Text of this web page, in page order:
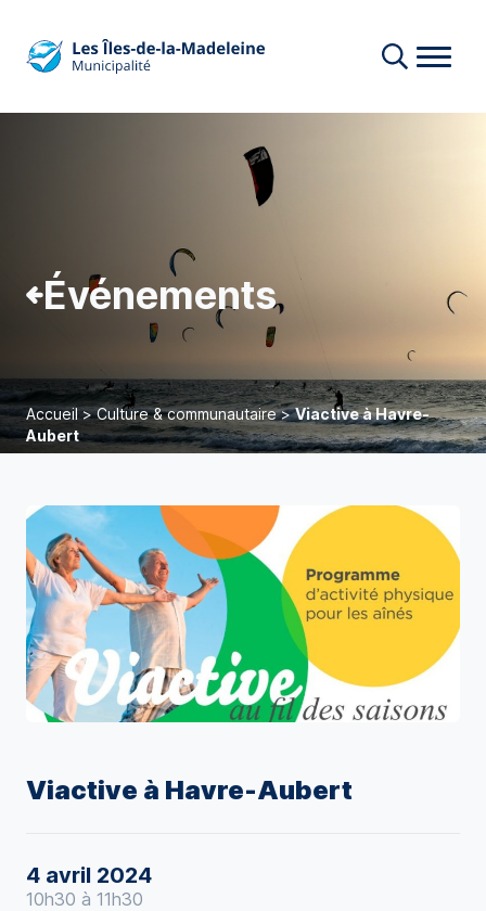
Événements
Accueil>Culture & communautaire>Viactive à Havre-
Aubert
Viactive à Havre-Aubert
4 avril 2024
10h30 à 11h30